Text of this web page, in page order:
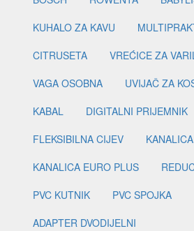
KUHALO ZA KAVU
CITRUSETA
VREĆICE ZA
VAGA OSOBNA
UVIJAČ ZA
KABAL
DIGITALNI PRIJEMNIK
FLEKSIBILNA CIJEV
KANALICA EURO PLUS
PVC KUTNIK
PVC SPOJKA
ADAPTER DVODIJELNI